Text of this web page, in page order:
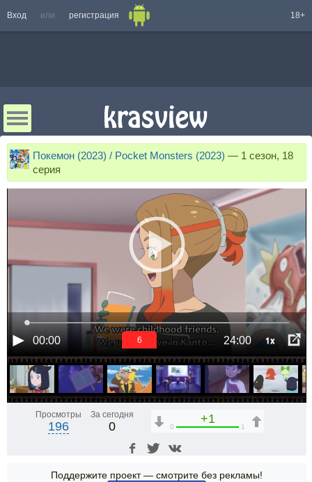
Вход или регистрация 18+
Покемон (2023) / Pocket Monsters (2023) — 1 сезон, 18
серия
00:00 24:00 1x
6
Просмотры
196
За сегодня
0
+1
0 1
Поддержите проект — смотрите без рекламы!